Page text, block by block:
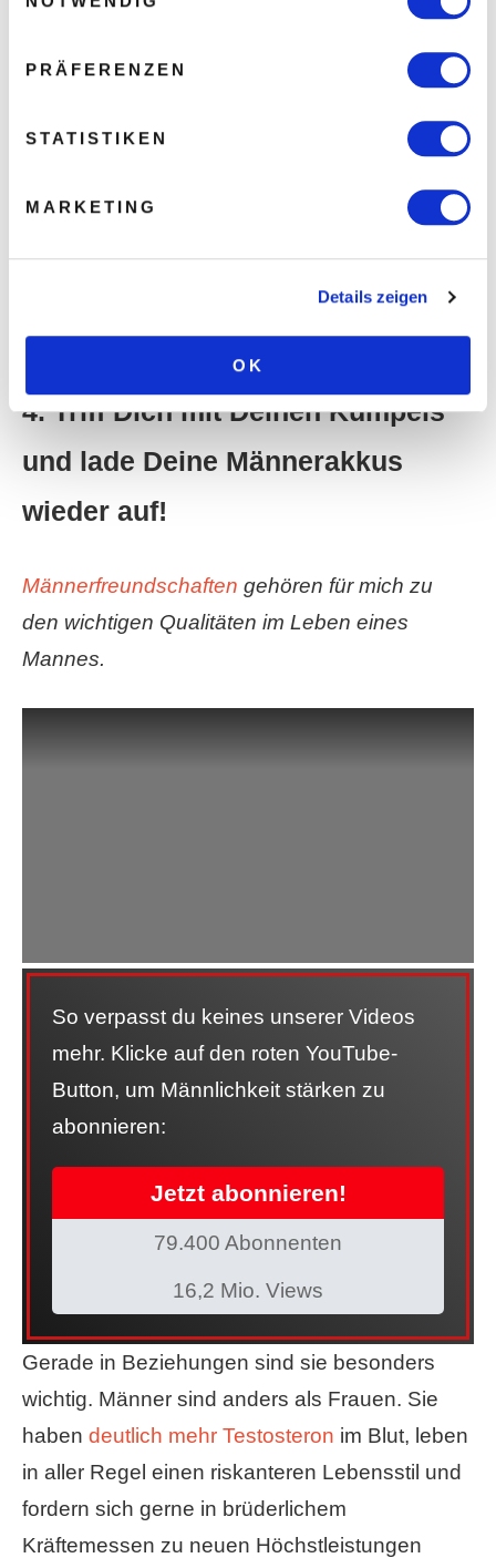
PRÄFERENZEN
STATISTIKEN
MARKETING
Details zeigen
OK
Menschen schreiben uns regelmäßig, wie sehr
ihnen unsere Nachrichten dabei helfen, das
verbundene Beziehung lebt von zwei noch
stärkeren eigenständigen Individuen. Also
achte, wertschätze und kultiviere Dein eigenes
Leben!
4. Triff Dich mit Deinen Kumpels
und lade Deine Männerakkus
wieder auf!
Männerfreundschaften gehören für mich zu
den wichtigen Qualitäten im Leben eines
Mannes.
So verpasst du keines unserer Videos
mehr. Klicke auf den roten YouTube-
Button, um Männlichkeit stärken zu
abonnieren:
Jetzt abonnieren!
79.400 Abonnenten
16,2 Mio. Views
Gerade in Beziehungen sind sie besonders
wichtig. Männer sind anders als Frauen. Sie
haben deutlich mehr Testosteron im Blut, leben
in aller Regel einen riskanteren Lebensstil und
fordern sich gerne in brüderlichem
Kräftemessen zu neuen Höchstleistungen